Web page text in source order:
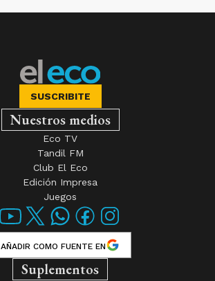
SUSCRIBITE
Nuestros medios
Eco TV
Tandil FM
Club El Eco
Edición Impresa
Juegos
AÑADIR COMO FUENTE EN
Suplementos